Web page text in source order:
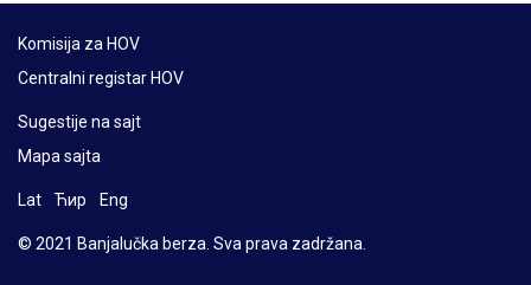
Komisija za HOV
Centralni registar HOV
Sugestije na sajt
Mapa sajta
Lat Ћир Eng
© 2021 Banjalučka berza. Sva prava zadržana.